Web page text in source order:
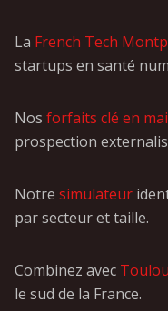
La French Tech
startups en santé
Nos forfaits clé en
prospection
Notre simulateur
par secteur et taille.
Combinez avec
le sud de la France.